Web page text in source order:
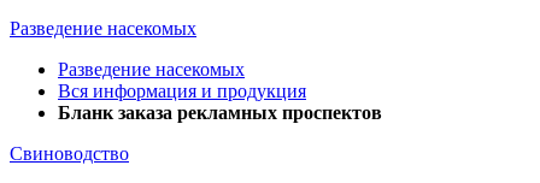
Разведение насекомых
Разведение насекомых
Вся информация и продукция
Бланк заказа рекламных проспектов
Свиноводство